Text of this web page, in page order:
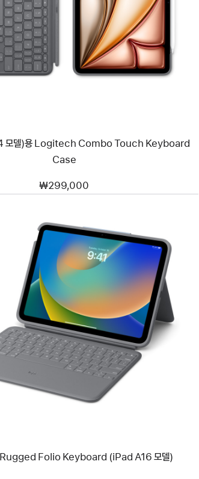
이미지
iPad Air 11(M4
Logitech
Combo
모델)용 Logitech Combo Touch Keyboard
Case
₩299,000
이전
이미지
-
Logitech
Rugged
Folio
Keyboard
모델)
Folio Keyboard (iPad A16 모델)